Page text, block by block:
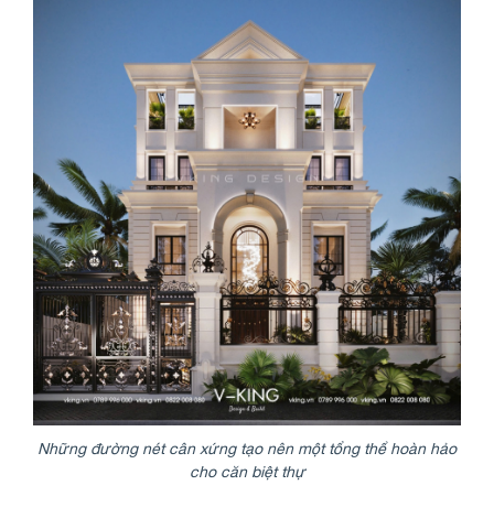
Những đường nét cân xứng tạo nên một tổng thể hoàn hảo
cho căn biệt thự